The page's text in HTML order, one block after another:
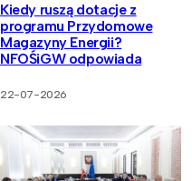
Kiedy ruszą dotacje z
programu Przydomowe
Magazyny Energii?
NFOŚiGW odpowiada
22-07-2026